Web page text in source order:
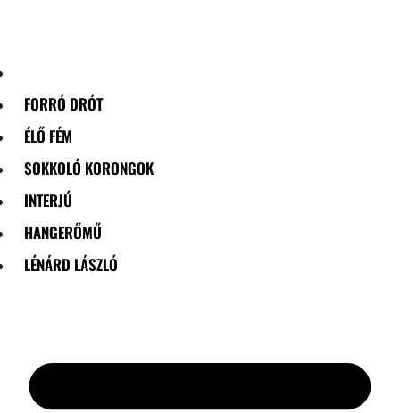
FORRÓ DRÓT
ÉLŐ FÉM
SOKKOLÓ KORONGOK
INTERJÚ
HANGERŐMŰ
LÉNÁRD LÁSZLÓ